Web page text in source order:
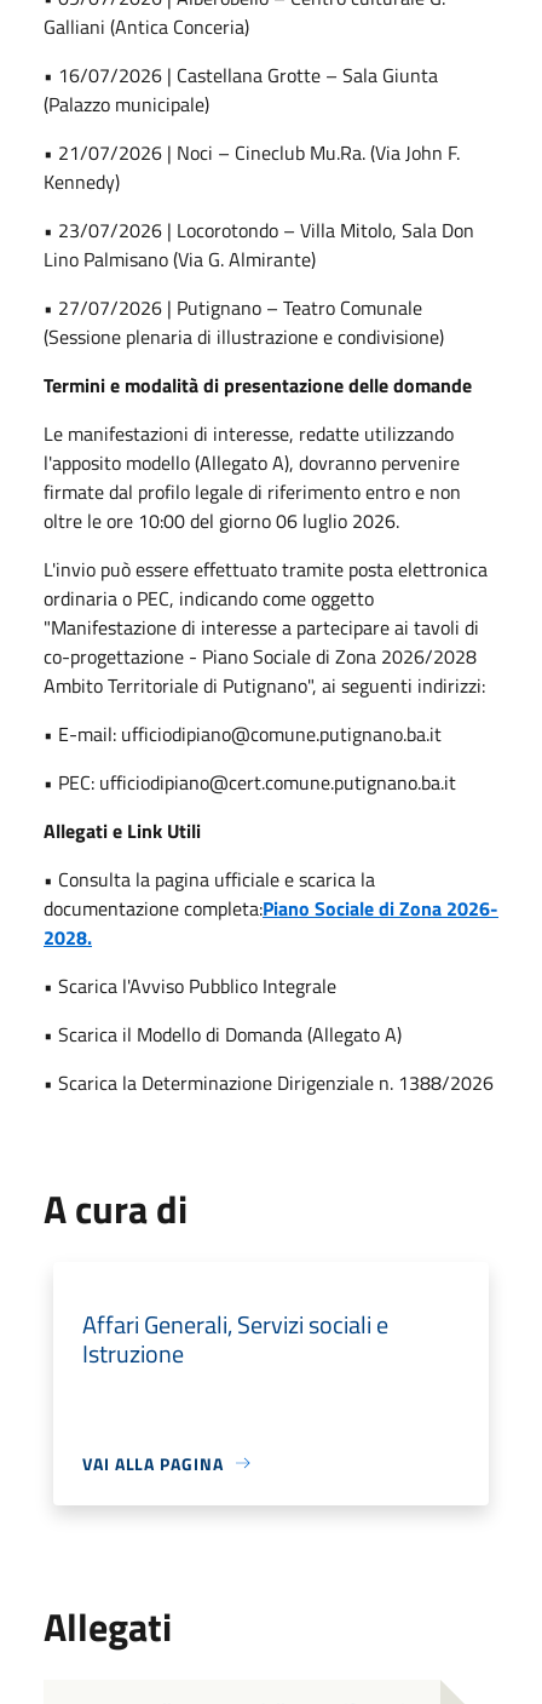
Galliani (Antica Conceria)
• 16/07/2026 | Castellana Grotte – Sala Giunta
(Palazzo municipale)
• 21/07/2026 | Noci – Cineclub Mu.Ra. (Via John F.
Kennedy)
• 23/07/2026 | Locorotondo – Villa Mitolo, Sala Don
Lino Palmisano (Via G. Almirante)
• 27/07/2026 | Putignano – Teatro Comunale
(Sessione plenaria di illustrazione e condivisione)
Termini e modalità di presentazione delle domande
Le manifestazioni di interesse, redatte utilizzando
l'apposito modello (Allegato A), dovranno pervenire
firmate dal profilo legale di riferimento entro e non
oltre le ore 10:00 del giorno 06 luglio 2026.
L'invio può essere effettuato tramite posta elettronica
ordinaria o PEC, indicando come oggetto
"Manifestazione di interesse a partecipare ai tavoli di
co-progettazione - Piano Sociale di Zona 2026/2028
Ambito Territoriale di Putignano", ai seguenti indirizzi:
• E-mail: ufficiodipiano@comune.putignano.ba.it
• PEC: ufficiodipiano@cert.comune.putignano.ba.it
Allegati e Link Utili
• Consulta la pagina ufficiale e scarica la
documentazione completa:Piano Sociale di Zona 2026-
2028.
• Scarica l'Avviso Pubblico Integrale
• Scarica il Modello di Domanda (Allegato A)
• Scarica la Determinazione Dirigenziale n. 1388/2026
A cura di
Affari Generali, Servizi sociali e
Istruzione
VAI ALLA PAGINA
Allegati